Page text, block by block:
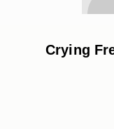
Crying